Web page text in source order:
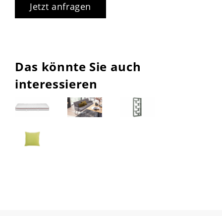
Jetzt anfragen
Das könnte Sie auch
interessieren